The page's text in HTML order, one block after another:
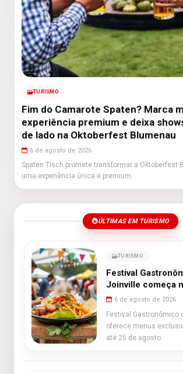
TURISMO
Fim do Camarote Spaten? Marca
experiência premium e deixa
de lado na Oktoberfest Blumenau
6 de agosto de 2026
Spaten Tisch promete transformar a Oktoberfest
uma experiência única e premium.
ÚLTIMAS EM TURISMO
TURISMO
Festival
Joinville começa
6 de agosto de 2026
Festival Gastronômico
oferece menus
até 25 de agosto.